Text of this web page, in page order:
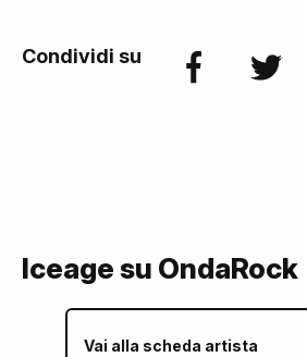
Condividi su
Iceage su OndaRock
Vai alla scheda artista